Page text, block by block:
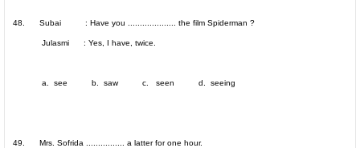
48. Subai : Have you .................... the film Spiderman ?
Julasmi : Yes, I have, twice.
a. see b. saw c. seen d. seeing
49. Mrs. Sofrida ................ a latter for one hour.